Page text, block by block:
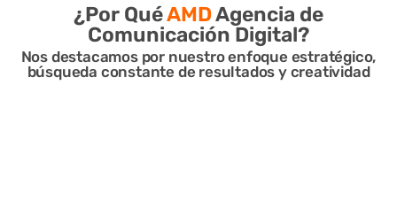
¿Por QuéAMDAgencia de
Comunicación Digital?
Nos destacamos por nuestro enfoque estratégico,
búsqueda constante de resultados y creatividad